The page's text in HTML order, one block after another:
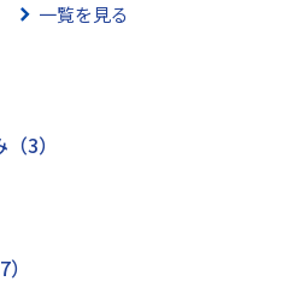
一覧を見る
3）